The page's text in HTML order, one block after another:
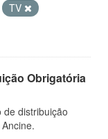
TV
Obrigatória
distribuição